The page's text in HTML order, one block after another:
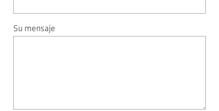
Su mensaje